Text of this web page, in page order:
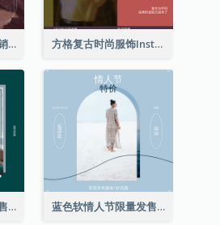
紫色冰淇淋照片甜点销售Instagram帖子 方格复古时尚服饰Instagram帖子
绿色家具照片家具销售Instagram帖子 蓝色软情人节限量发售Instagram帖子